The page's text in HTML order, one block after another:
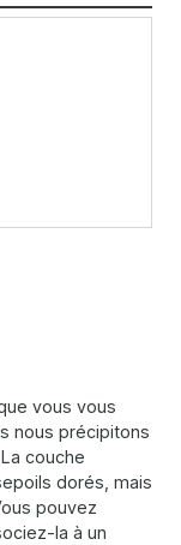
vous vous
nous précipitons
couche
dorés, mais
pouvez
la à un